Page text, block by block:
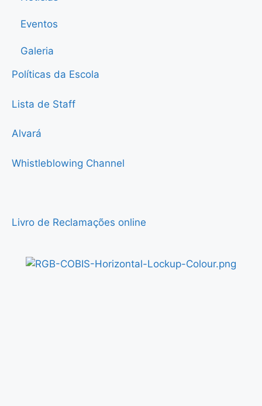
Eventos
Galeria
Políticas da Escola
Lista de Staff
Alvará
Whistleblowing Channel
Livro de Reclamações online